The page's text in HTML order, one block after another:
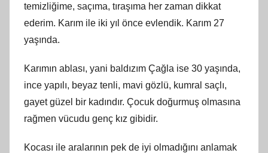
temizliğime, saçıma, tıraşıma her zaman dikkat
ederim. Karım ile iki yıl önce evlendik. Karım 27
yaşında.
Karımın ablası, yani baldızım Çağla ise 30 yaşında,
ince yapılı, beyaz tenli, mavi gözlü, kumral saçlı,
gayet güzel bir kadındır. Çocuk doğurmuş olmasına
rağmen vücudu genç kız gibidir.
Kocası ile aralarının pek de iyi olmadığını anlamak